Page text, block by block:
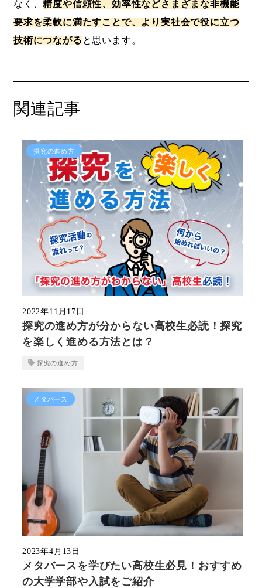
なく、精度や信頼性、効率性などさまざまな非機能
要求を柔軟に満たすことで、より実社会で役に立つ
技術につながる と思います。
関連記事
探究の進め方
2022年11月17日
探究の進め方が分からない高校生必読！探究
を楽しく進める方法とは？
探究の進め方
メタバース
2023年4月13日
メタバースを学びたい高校生必見！おすすめ
の大学学部や入試をご紹介